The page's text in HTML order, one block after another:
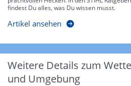
findest Du alles, was Du wissen musst.
Artikel ansehen
Weitere Details zum
und Umgebung